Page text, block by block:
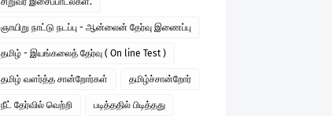
ஞாயிறு நாட்டு நடப்பு - ஆன்லைன் தேர்வு இணைப்பு
தமிழ் - இயங்கலைத் தேர்வு ( On line Test )
தமிழ் வளர்த்த சான்றோர்கள் தமிழ்ச்சான்றோர்
நீட் தேர்வில் வெற்றி படித்ததில் பிடித்தது